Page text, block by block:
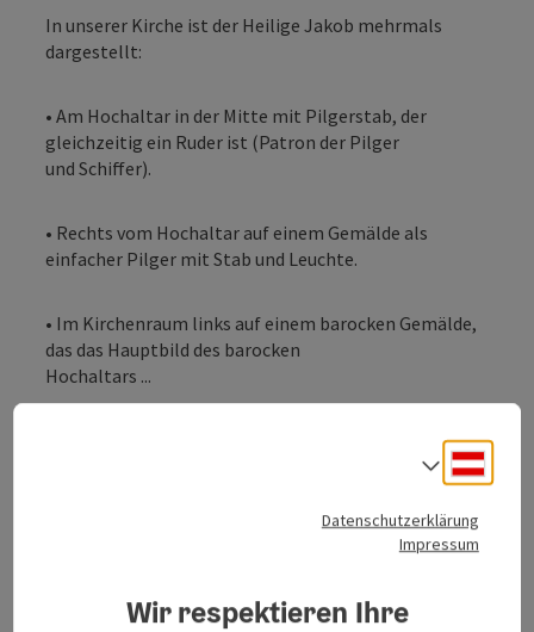
In unserer Kirche ist der Heilige Jakob mehrmals
dargestellt:
• Am Hochaltar in der Mitte mit Pilgerstab, der
gleichzeitig ein Ruder ist (Patron der Pilger
und Schiffer).
• Rechts vom Hochaltar auf einem Gemälde als
einfacher Pilger mit Stab und Leuchte.
• Im Kirchenraum links auf einem barocken Gemälde,
das das Hauptbild des barocken
Hochaltars ...
Datenschutzerklärung
Impressum
Wir respektieren Ihre